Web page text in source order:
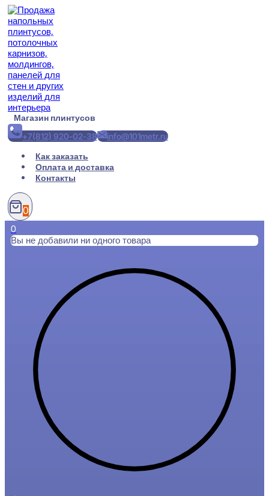
Перейти
содержимому
Магазин плинтусов
+7(812) 920-02-38
info@101metr.ru
Как заказать
Оплата и доставка
Контакты
0
0
Вы не добавили ни одного товара